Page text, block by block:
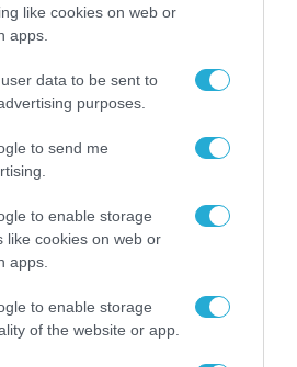
like cookies on web or
apps.
data to be sent to
purposes.
to send me
to enable storage
like cookies on web or
apps.
to enable storage
of the website or app.